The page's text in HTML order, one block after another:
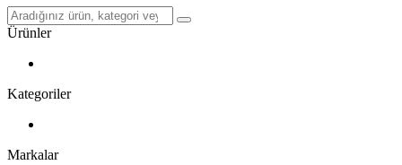
Ürünler
Kategoriler
Markalar